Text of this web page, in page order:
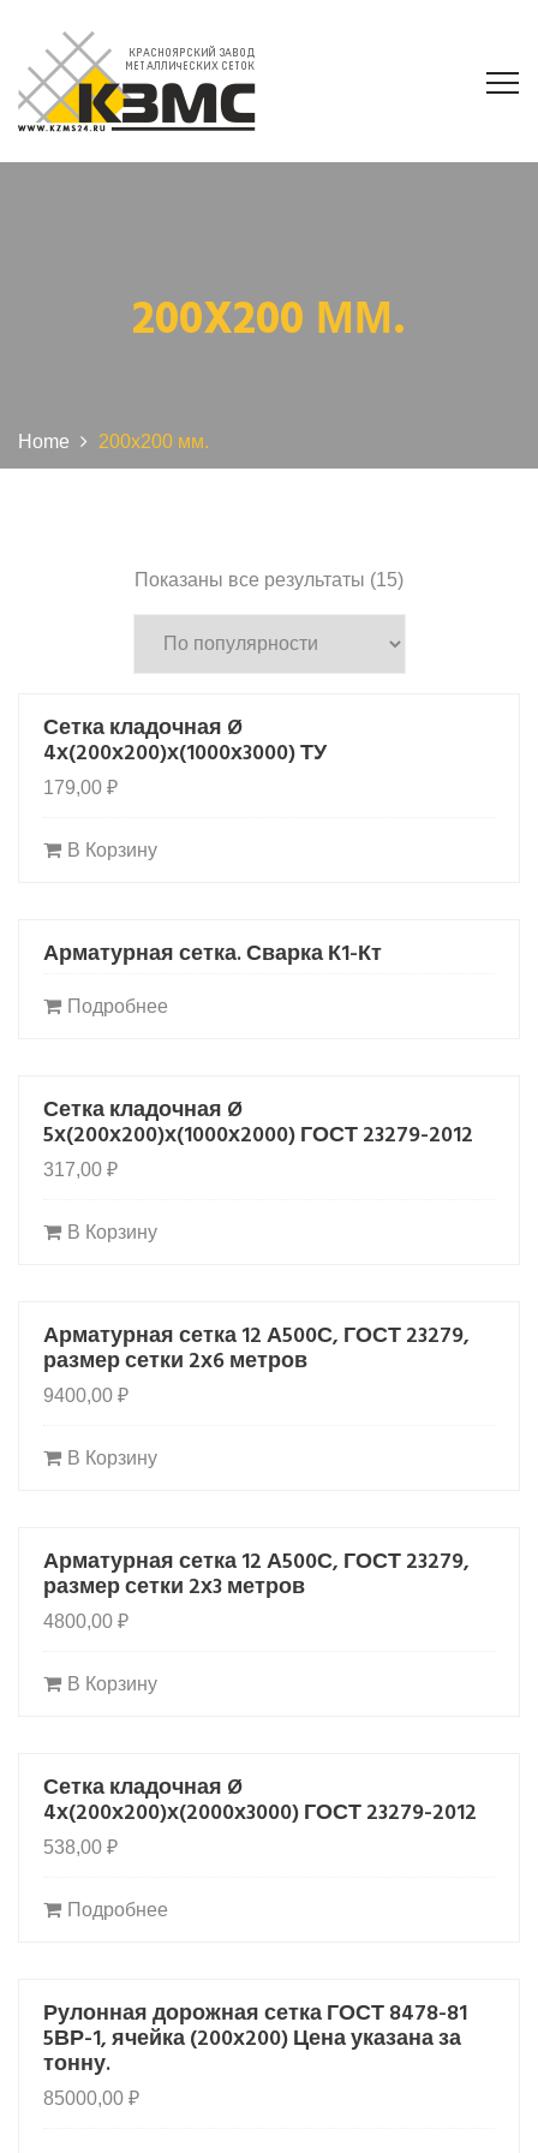
200X200 ММ.
Home 200x200 мм.
Показаны все результаты (15)Сортировка:
Сетка кладочная Ø
4х(200х200)х(1000х3000) ТУ
179,00 ₽
В Корзину
HOT
Арматурная сетка. Сварка К1-Кт
Подробнее
Сетка кладочная Ø
5х(200х200)х(1000х2000) ГОСТ 23279-2012
317,00 ₽
В Корзину
HOT
Арматурная сетка 12 А500С, ГОСТ 23279,
размер сетки 2х6 метров
9400,00 ₽
В Корзину
HOT
Арматурная сетка 12 А500С, ГОСТ 23279,
размер сетки 2х3 метров
4800,00 ₽
В Корзину
OUT OF STOCK
Сетка кладочная Ø
4х(200х200)х(2000х3000) ГОСТ 23279-2012
538,00 ₽
Подробнее
Рулонная дорожная сетка ГОСТ 8478-81
5ВР-1, ячейка (200х200) Цена указана за
тонну.
85000,00 ₽